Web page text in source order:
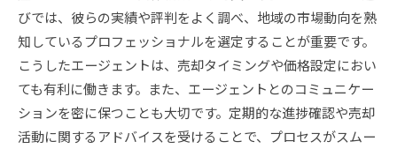
化
魅力的なプロパティデスクリプションを書く
インスペクションで問題を未然に防ぐ
価格交渉のコツを知る
売却完了までの流れをスムーズにする方法
びでは、彼らの実績や評判をよく調べ、地域の市場動向を熟
知しているプロフェッショナルを選定することが重要です。
こうしたエージェントは、売却タイミングや価格設定におい
ても有利に働きます。また、エージェントとのコミュニケー
ションを密に保つことも大切です。定期的な進捗確認や売却
活動に関するアドバイスを受けることで、プロセスがスムー